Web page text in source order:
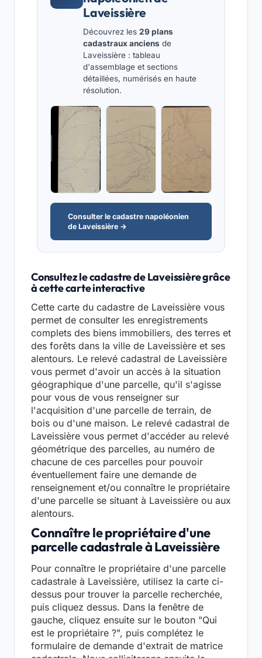
Laveissière
Découvrez les 29 plans
cadastraux anciens de
Laveissière : tableau
d'assemblage et sections
détaillées, numérisés en haute
résolution.
Consulter le cadastre napoléonien
de Laveissière →
Consultez le cadastre de Laveissière grâce
à cette carte interactive
Cette carte du cadastre de Laveissière vous
permet de consulter les enregistrements
complets des biens immobiliers, des terres et
des forêts dans la ville de Laveissière et ses
alentours. Le relevé cadastral de Laveissière
vous permet d'avoir un accès à la situation
géographique d'une parcelle, qu'il s'agisse
pour vous de vous renseigner sur
l'acquisition d'une parcelle de terrain, de
bois ou d'une maison. Le relevé cadastral de
Laveissière vous permet d'accéder au relevé
géométrique des parcelles, au numéro de
chacune de ces parcelles pour pouvoir
éventuellement faire une demande de
renseignement et/ou connaître le propriétaire
d'une parcelle se situant à Laveissière ou aux
alentours.
Connaître le propriétaire d'une
parcelle cadastrale à Laveissière
Pour connaître le propriétaire d'une parcelle
cadastrale à Laveissière, utilisez la carte ci-
dessus pour trouver la parcelle recherchée,
puis cliquez dessus. Dans la fenêtre de
gauche, cliquez ensuite sur le bouton "Qui
est le propriétaire ?", puis complétez le
formulaire de demande d'extrait de matrice